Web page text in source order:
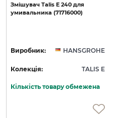
Змішувач Talis E 240 для
умивальника (71716000)
Виробник: HANSGROHE
Колекція: TALIS E
Кількість товару обмежена